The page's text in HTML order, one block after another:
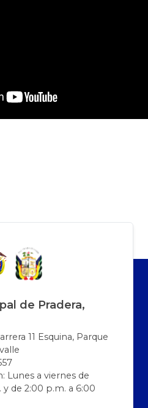
de Pradera,
11 Esquina, Parque
Lunes a viernes de
y de 2:00 p.m. a 6:00